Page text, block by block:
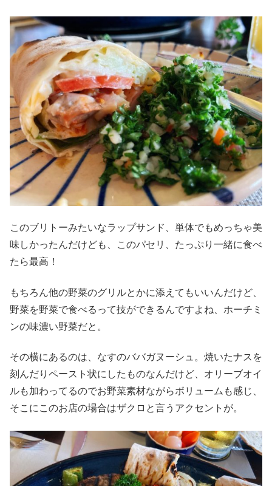
このブリトーみたいなラップサンド、単体でもめっちゃ美
味しかったんだけども、このパセリ、たっぷり一緒に食べ
たら最高！
もちろん他の野菜のグリルとかに添えてもいいんだけど、
野菜を野菜で食べるって技ができるんですよね、ホーチミ
ンの味濃い野菜だと。
その横にあるのは、なすのババガヌーシュ。焼いたナスを
刻んだりペースト状にしたものなんだけど、オリーブオイ
ルも加わってるのでお野菜素材ながらボリュームも感じ、
そこにこのお店の場合はザクロと言うアクセントが。